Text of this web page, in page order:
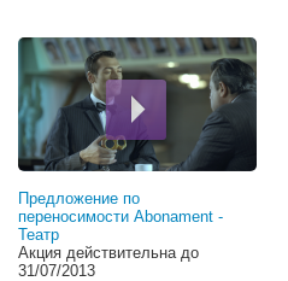
Предложение по
переносимости Abonament -
Театр
Акция действительна до
31/07/2013